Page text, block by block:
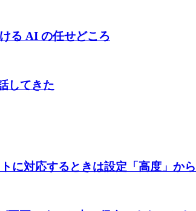
る AI の任せどころ
してきた
に対応するときは設定「高度」か